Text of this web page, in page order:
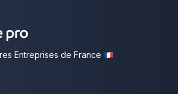
Entreprises de France